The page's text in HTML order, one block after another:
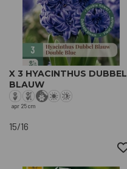
X 3 HYACINTHUS DUBBEL
BLAUW
apr 25 cm
15/16